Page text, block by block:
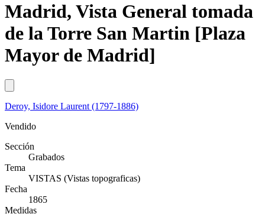
Madrid, Vista General tomada
de la Torre San Martin [Plaza
Mayor de Madrid]
Deroy, Isidore Laurent (1797-1886)
Vendido
Sección
Grabados
Tema
VISTAS (Vistas topograficas)
Fecha
1865
Medidas